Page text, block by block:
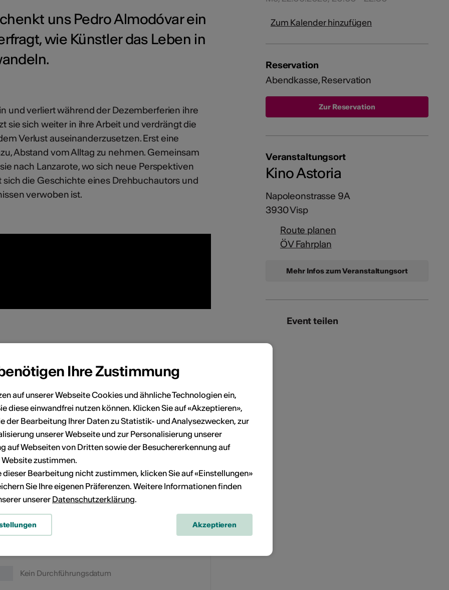
uns Pedro Almodóvar ein
wie Künstler das Leben in
und verliert während der Dezemberferien ihre
sie sich weiter in ihre Arbeit und verdrängt die
Verlust auseinanderzusetzen. Erst eine
Abstand vom Alltag zu nehmen. Gemeinsam
nach Lanzarote, wo sich neue Perspektiven
die Geschichte eines Drehbuchautors und
verwoben ist.
So
6 7
14
21
Juli 2026
Mo Di Mi Do Fr Sa So
1 2 3 4 5
6
13 14 15 16 17 18 19
Kein Durchführungsdatum
Zum Kalender hinzufügen
Reservation
Abendkasse, Reservation
Veranstaltungsort
Kino Astoria
Napoleonstrasse 9A
3930 Visp
Route planen
ÖV Fahrplan
Mehr Infos zum Veranstaltungsort
Event teilen
Ihre Zustimmung
auf unserer Webseite Cookies und ähnliche Technologien ein,
diese einwandfrei nutzen können. Klicken Sie auf «Akzeptieren»,
der Bearbeitung Ihrer Daten zu Statistik- und Analysezwecken, zur
unserer Webseite und zur Personalisierung unserer
auf Webseiten von Dritten sowie der Besuchererkennung auf
Website zustimmen.
dieser Bearbeitung nicht zustimmen, klicken Sie auf «Einstellungen»
Sie Ihre eigenen Präferenzen. Weitere Informationen finden
unserer Datenschutzerklärung.
Akzeptieren